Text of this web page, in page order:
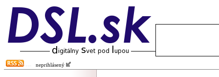
neprihlásený